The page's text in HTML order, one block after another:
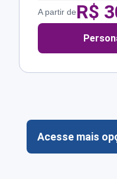
A partir deR$
Acesse mais